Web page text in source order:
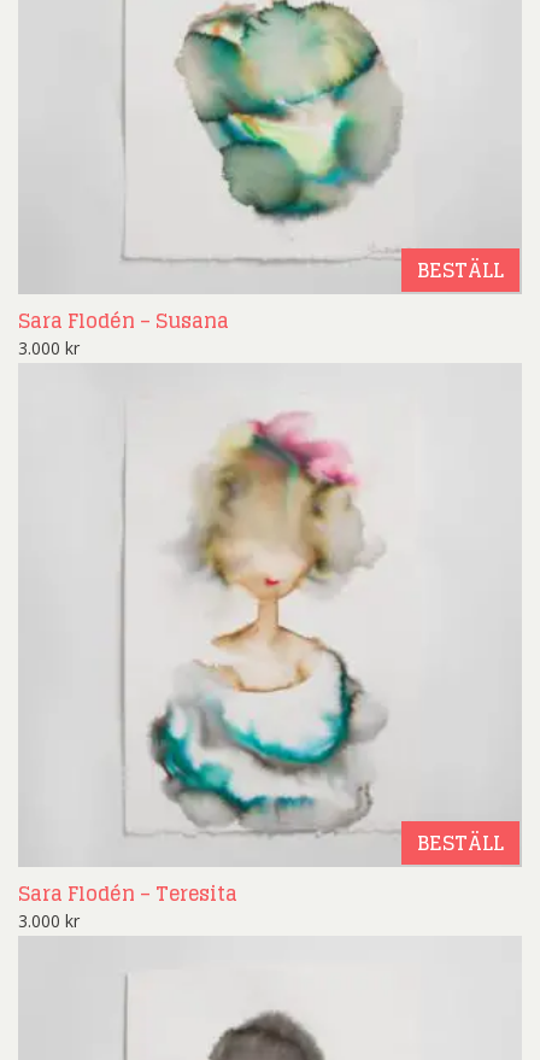
BESTÄLL
Sara Flodén – Susana
3.000 kr
BESTÄLL
Sara Flodén – Teresita
3.000 kr